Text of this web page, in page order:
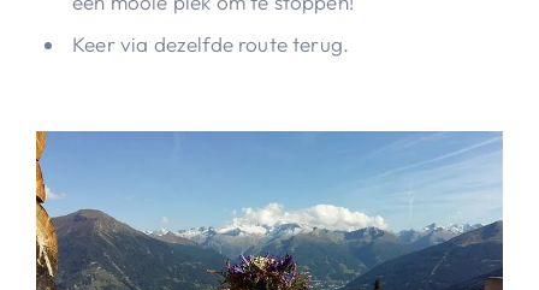
Keer via dezelfde route terug.